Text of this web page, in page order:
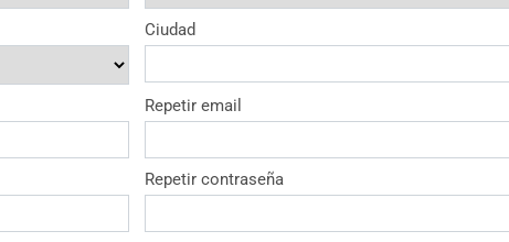
Ciudad
Repetir email
Repetir contraseña